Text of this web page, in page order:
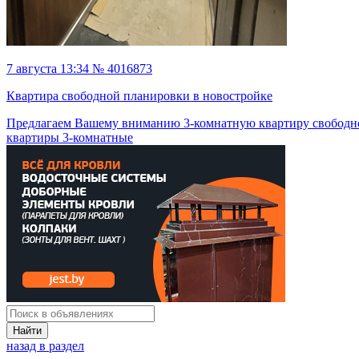
7 августа 13:34 № 4016873
Квартира свободной планировки в новостройке
Предлагаем Вашему вниманию 3-комнатную квартиру
квартиры 3-комнатные
Найти
назад в раздел